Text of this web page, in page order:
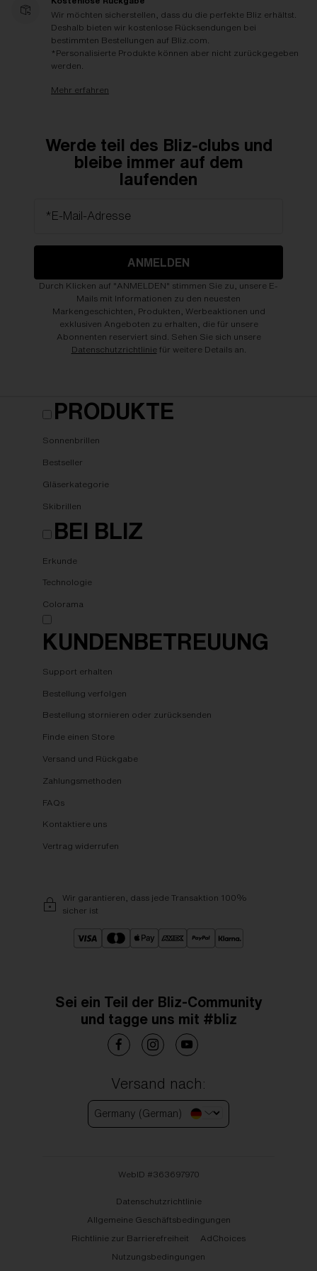
Wir möchten sicherstellen, dass du die perfekte Bliz erhältst.
Deshalb bieten wir kostenlose Rücksendungen bei
bestimmten Bestellungen auf Bliz.com.
*Personalisierte Produkte können aber nicht zurückgegeben
werden.
Mehr erfahren
Werde teil des Bliz-clubs und
bleibe immer auf dem
laufenden
*E-Mail-Adresse
ANMELDEN
Durch Klicken auf "ANMELDEN" stimmen Sie zu, unsere E-
Mails mit Informationen zu den neuesten
Markengeschichten, Produkten, Werbeaktionen und
exklusiven Angeboten zu erhalten, die für unsere
Abonnenten reserviert sind. Sehen Sie sich unsere
Datenschutzrichtlinie für weitere Details an.
PRODUKTE
Sonnenbrillen
Bestseller
Gläserkategorie
Skibrillen
BEI BLIZ
Erkunde
Technologie
Colorama
KUNDENBETREUUNG
Support erhalten
Bestellung verfolgen
Bestellung stornieren oder zurücksenden
Finde einen Store
Versand und Rückgabe
Zahlungsmethoden
FAQs
Kontaktiere uns
Vertrag widerrufen
Wir garantieren, dass jede Transaktion 100%
sicher ist
Sei ein Teil der Bliz-Community
und tagge uns mit #bliz
Versand nach:
Germany (German)
WebID #363697970
Datenschutzrichtlinie
Allgemeine Geschäftsbedingungen
Richtlinie zur Barrierefreiheit
AdChoices
Nutzungsbedingungen